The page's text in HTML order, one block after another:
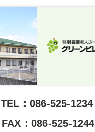
TEL：086-525-1234
FAX：086-525-1244